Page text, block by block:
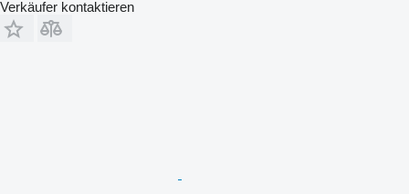
Verkäufer kontaktieren